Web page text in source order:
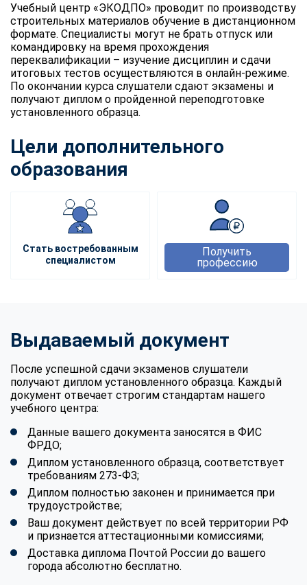
Учебный центр «ЭКОДПО» проводит по производству
строительных материалов обучение в дистанционном
формате. Специалисты могут не брать отпуск или
командировку на время прохождения
переквалификации – изучение дисциплин и сдачи
итоговых тестов осуществляются в онлайн-режиме.
По окончании курса слушатели сдают экзамены и
получают диплом о пройденной переподготовке
установленного образца.
Цели дополнительного
образования
Стать востребованным
специалистом
Получить
профессию
Выдаваемый документ
После успешной сдачи экзаменов слушатели
получают диплом установленного образца. Каждый
документ отвечает строгим стандартам нашего
учебного центра:
Данные вашего документа заносятся в ФИС
ФРДО;
Диплом установленного образца, соответствует
требованиям 273-ФЗ;
Диплом полностью законен и принимается при
трудоустройстве;
Ваш документ действует по всей территории РФ
и признается аттестационными комиссиями;
Доставка диплома Почтой России до вашего
города абсолютно бесплатно.